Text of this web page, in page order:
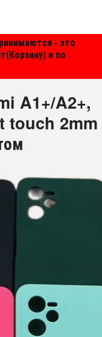
- это
и по
A1+/A2+,
touch 2mm